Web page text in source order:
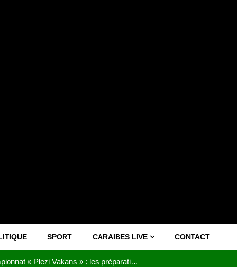
SPORT CARAIBES LIVE CONTACT
Joy Clerf Derisier, sur les traces de son père : évangéliser par la musique